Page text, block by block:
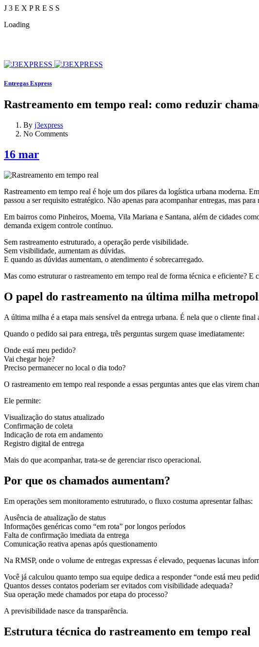
J 3 E X PR E S S
Loading
Entregas Express
Rastreamento em tempo real: como reduzir
By j3express
No Comments
16 mar
Rastreamento em tempo real é hoje um dos pilares da logística urbana moderna.
passou a ser requisito estratégico. Não apenas para acompanhar entregas, mas
Em bairros como Pinheiros, Moema, Vila Mariana e Santana, além de cidades
demanda exigem controle contínuo.
Sem rastreamento estruturado, a operação perde visibilidade.
Sem visibilidade, aumentam as dúvidas.
E quando as dúvidas aumentam, o atendimento é sobrecarregado.
Mas como estruturar o rastreamento em tempo real de forma técnica e eficiente?
O papel do rastreamento na última milha
A última milha é a etapa mais sensível da entrega urbana. É nela que o cliente final
Quando o pedido sai para entrega, três perguntas surgem quase imediatamente:
Onde está meu pedido?
Vai chegar hoje?
Preciso permanecer no local o dia todo?
O rastreamento em tempo real responde a essas perguntas antes que elas virem
Ele permite:
Visualização do status atualizado
Confirmação de coleta
Indicação de rota em andamento
Registro digital de entrega
Mais do que acompanhar, trata-se de gerenciar risco operacional.
Por que os chamados aumentam?
Em operações sem monitoramento estruturado, o fluxo costuma apresentar falhas:
Ausência de atualização de status
Informações genéricas como “em rota” por longos períodos
Falta de confirmação imediata da entrega
Comunicação reativa apenas após questionamento
Na RMSP, onde o volume de entregas expressas é elevado, pequenas lacunas
Você já calculou quanto tempo sua equipe dedica a responder “onde está meu
Quantos desses contatos poderiam ser evitados com visibilidade adequada?
Sua operação mede chamados por etapa do processo?
A previsibilidade nasce da transparência.
Estrutura técnica do rastreamento em tempo real